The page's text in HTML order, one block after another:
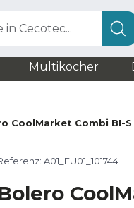
in Cecotec...
Multikocher
CoolMarket Combi BI-S
A01_EU01_101744